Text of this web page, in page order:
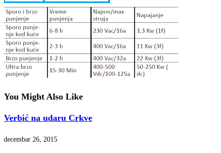
You Might Also Like
Verbić na udaru Crkve
decembar 26, 2015